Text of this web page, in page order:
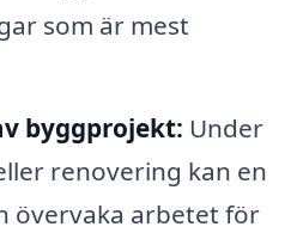
som är mest
byggprojekt: Under
renovering kan en
övervaka arbetet för